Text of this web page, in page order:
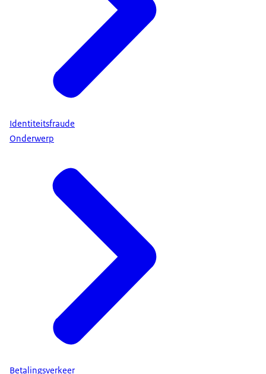
Identiteitsfraude
Onderwerp
Betalingsverkeer